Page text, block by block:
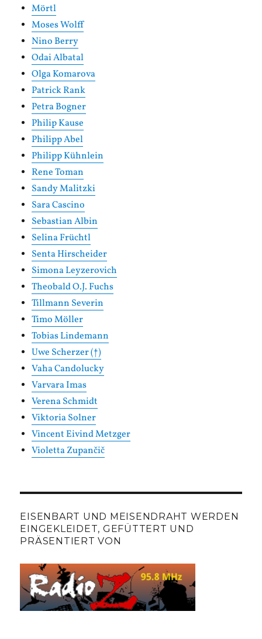
Mörtl
Moses Wolff
Nino Berry
Odai Albatal
Olga Komarova
Patrick Rank
Petra Bogner
Philip Kause
Philipp Abel
Philipp Kühnlein
Rene Toman
Sandy Malitzki
Sara Cascino
Sebastian Albin
Selina Früchtl
Senta Hirscheider
Simona Leyzerovich
Theobald O.J. Fuchs
Tillmann Severin
Timo Möller
Tobias Lindemann
Uwe Scherzer (†)
Vaha Candolucky
Varvara Imas
Verena Schmidt
Viktoria Solner
Vincent Eivind Metzger
Violetta Zupančič
EISENBART UND MEISENDRAHT WERDEN
EINGEKLEIDET, GEFÜTTERT UND
PRÄSENTIERT VON